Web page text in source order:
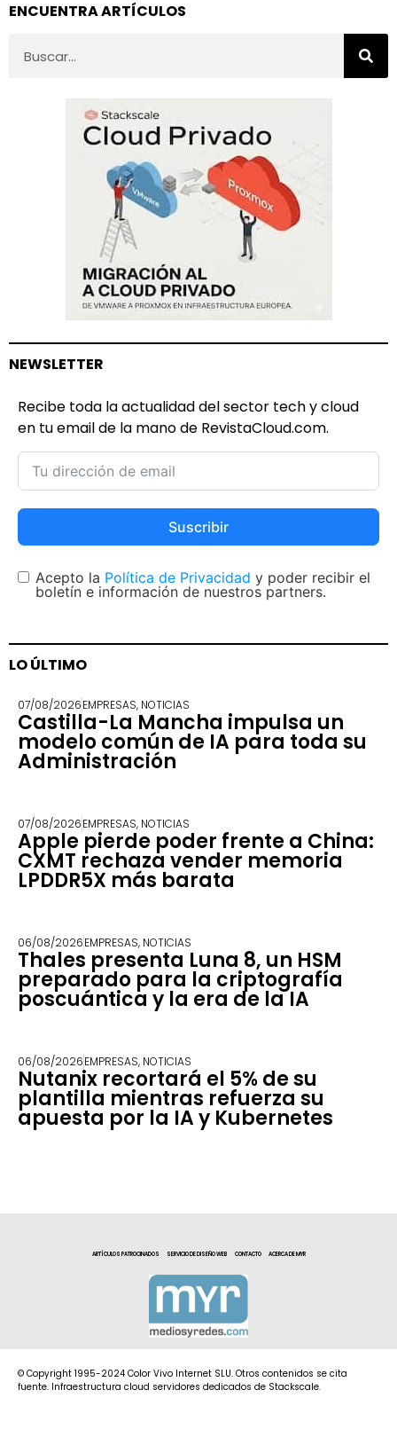
ENCUENTRA ARTÍCULOS
NEWSLETTER
Recibe toda la actualidad del sector tech y cloud
en tu email de la mano de RevistaCloud.com.
Suscribir
Acepto la Política de Privacidad y poder recibir el
boletín e información de nuestros partners.
LO ÚLTIMO
07/08/2026EMPRESAS, NOTICIAS
Castilla-La Mancha impulsa un
modelo común de IA para toda su
Administración
07/08/2026EMPRESAS, NOTICIAS
Apple pierde poder frente a China:
CXMT rechaza vender memoria
LPDDR5X más barata
06/08/2026EMPRESAS, NOTICIAS
Thales presenta Luna 8, un HSM
preparado para la criptografía
poscuántica y la era de la IA
06/08/2026EMPRESAS, NOTICIAS
Nutanix recortará el 5% de su
plantilla mientras refuerza su
apuesta por la IA y Kubernetes
ARTÍCULOS PATROCINADOS SERVICIO DE DISEÑO WEB CONTACTO ACERCA DE MYR
© Copyright 1995-2024 Color Vivo Internet SLU. Otros contenidos se cita
fuente. Infraestructura cloud servidores dedicados de Stackscale.